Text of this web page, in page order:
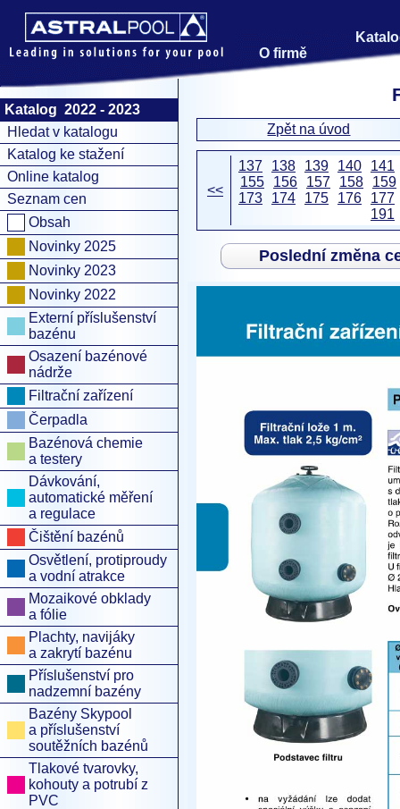
O firmě
Katalog 2022 - 2023
Hledat v katalogu
Katalog ke stažení
Online katalog
Seznam cen
Obsah
Novinky 2025
Novinky 2023
Novinky 2022
Externí příslušenství
bazénu
Osazení bazénové
nádrže
Filtrační zařízení
Čerpadla
Bazénová chemie
a testery
Dávkování,
automatické měření
a regulace
Čištění bazénů
Osvětlení, protiproudy
a vodní atrakce
Mozaikové obklady
a fólie
Plachty, navijáky
a zakrytí bazénu
Příslušenství pro
nadzemní bazény
Bazény Skypool
a příslušenství
soutěžních bazénů
Tlakové tvarovky,
kohouty a potrubí z
PVC
Zpět na úvod
<<
137 138 139 140
141
155
156 157 158
159
173
174 175 176
177
191
Poslední změna